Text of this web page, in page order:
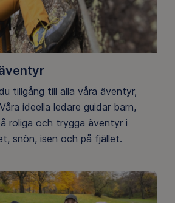
tillgång till alla våra äventyr,
ideella ledare guidar barn,
roliga och trygga äventyr i
snön, isen och på fjället.